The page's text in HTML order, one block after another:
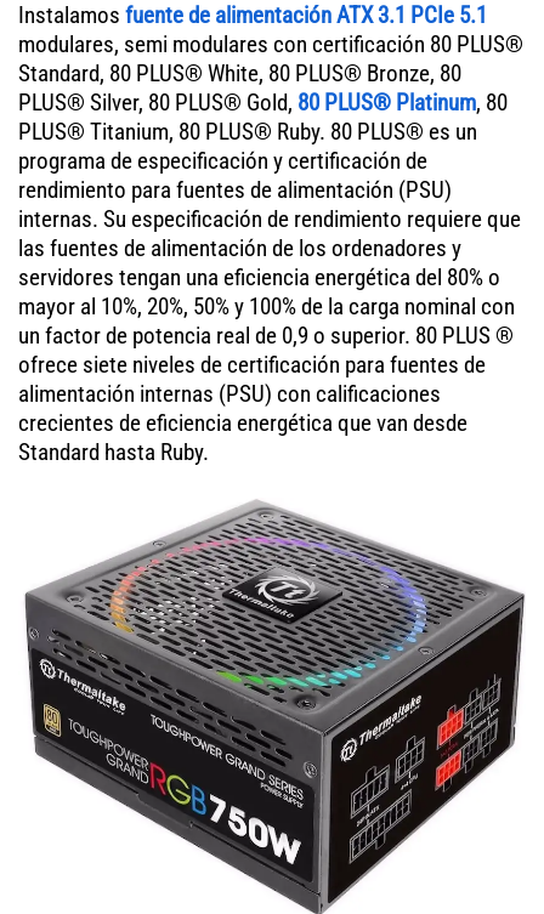
Instalamos fuente de alimentación ATX 3.1 PCIe 5.1
modulares, semi modulares con certificación 80 PLUS®
Standard, 80 PLUS® White, 80 PLUS® Bronze, 80
PLUS® Silver, 80 PLUS® Gold, 80 PLUS® Platinum, 80
PLUS® Titanium, 80 PLUS® Ruby. 80 PLUS® es un
programa de especificación y certificación de
rendimiento para fuentes de alimentación (PSU)
internas. Su especificación de rendimiento requiere que
las fuentes de alimentación de los ordenadores y
servidores tengan una eficiencia energética del 80% o
mayor al 10%, 20%, 50% y 100% de la carga nominal con
un factor de potencia real de 0,9 o superior. 80 PLUS ®
ofrece siete niveles de certificación para fuentes de
alimentación internas (PSU) con calificaciones
crecientes de eficiencia energética que van desde
Standard hasta Ruby.